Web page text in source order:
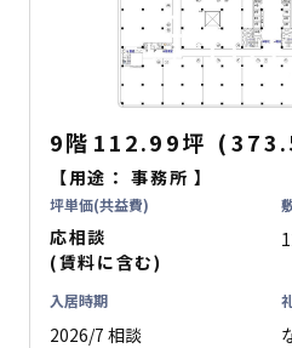
9階 112.99坪 (
【用途：事務所 】
坪単価(共益費)
応相談
(賃料に含む)
入居時期
2026/7 相談